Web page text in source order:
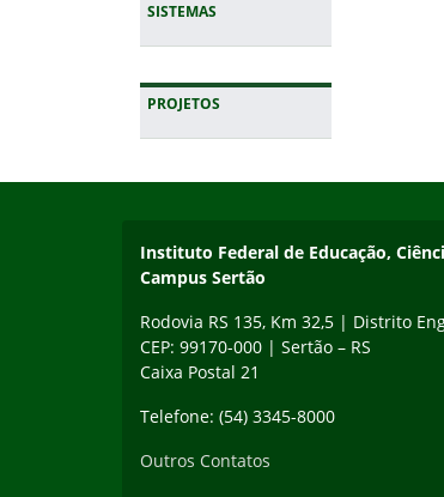
SISTEMAS
PROJETOS
Instituto Federal de Educação,
Campus Sertão
Rodovia RS 135, Km 32,5 | Distrito
CEP: 99170-000 | Sertão – RS
Caixa Postal 21
Telefone: (54) 3345-8000
Outros Contatos